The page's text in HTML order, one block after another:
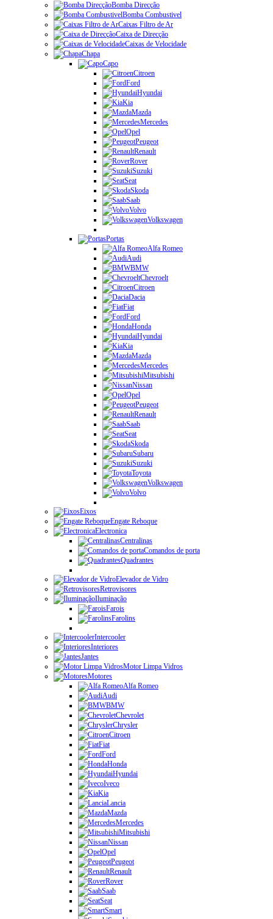
Bomba Direcção
Bomba Combustivel
Caixas Filtro de Ar
Caixa de Direcção
Caixas de Velocidade
Chapa
Capo
Citroen
Ford
Hyundai
Kia
Mazda
Mercedes
Opel
Peugeot
Renault
Rover
Suzuki
Seat
Skoda
Saab
Volvo
Volkswagen
Portas
Alfa Romeo
Audi
BMW
Chevroelt
Citroen
Dacia
Fiat
Ford
Honda
Hyundai
Kia
Mazda
Mercedes
Mitsubishi
Nissan
Opel
Peugeot
Renault
Saab
Seat
Skoda
Subaru
Suzuki
Toyota
Volkswagen
Volvo
Eixos
Engate Reboque
Electronica
Centralinas
Comandos de porta
Quadrantes
Elevador de Vidro
Retrovisores
Iluminação
Farois
Farolins
Intercooler
Interiores
Jantes
Motor Limpa Vidros
Motores
Alfa Romeo
Audi
BMW
Chevrolet
Chrysler
Citroen
Fiat
Ford
Honda
Hyundai
Iveco
Kia
Lancia
Mazda
Mercedes
Mitsubishi
Nissan
Opel
Peugeot
Renault
Rover
Saab
Seat
Smart